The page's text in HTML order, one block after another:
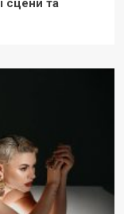
сцени та